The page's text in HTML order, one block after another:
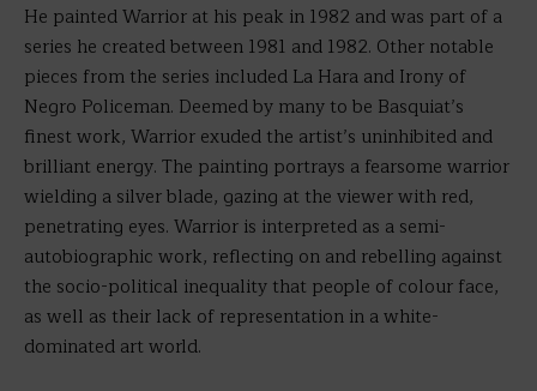
He painted Warrior at his peak in 1982 and was part of a
series he created between 1981 and 1982. Other notable
pieces from the series included La Hara and Irony of
Negro Policeman. Deemed by many to be Basquiat’s
finest work, Warrior exuded the artist’s uninhibited and
brilliant energy. The painting portrays a fearsome warrior
wielding a silver blade, gazing at the viewer with red,
penetrating eyes. Warrior is interpreted as a semi-
autobiographic work, reflecting on and rebelling against
the socio-political inequality that people of colour face,
as well as their lack of representation in a white-
dominated art world.